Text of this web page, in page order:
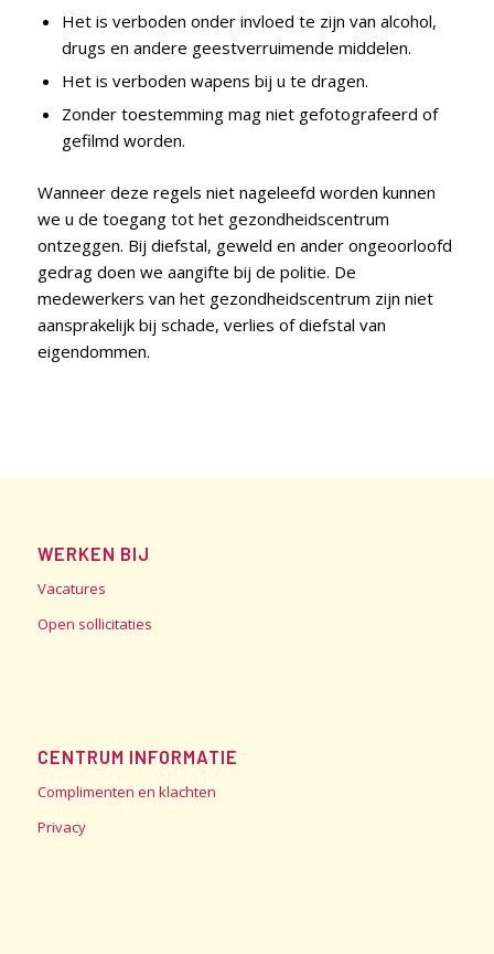
Het is verboden onder invloed te zijn van alcohol,
drugs en andere geestverruimende middelen.
Het is verboden wapens bij u te dragen.
Zonder toestemming mag niet gefotografeerd of
gefilmd worden.
Wanneer deze regels niet nageleefd worden kunnen
we u de toegang tot het gezondheidscentrum
ontzeggen. Bij diefstal, geweld en ander ongeoorloofd
gedrag doen we aangifte bij de politie. De
medewerkers van het gezondheidscentrum zijn niet
aansprakelijk bij schade, verlies of diefstal van
eigendommen.
WERKEN BIJ
Vacatures
Open sollicitaties
CENTRUM INFORMATIE
Complimenten en klachten
Privacy